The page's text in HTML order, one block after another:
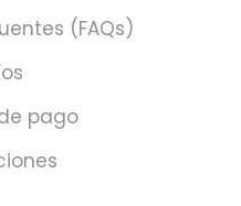
(FAQs)
pago